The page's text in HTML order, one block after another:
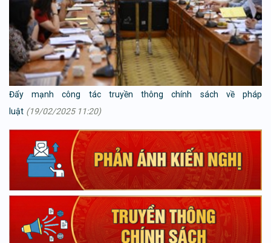
Đẩy mạnh công tác truyền thông chính sách về pháp
luật (19/02/2025 11:20)